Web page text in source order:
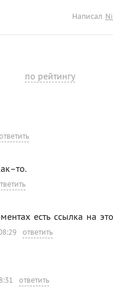
Написал
по рейтингу
ответить
есть ссылка на
ответить
ответить